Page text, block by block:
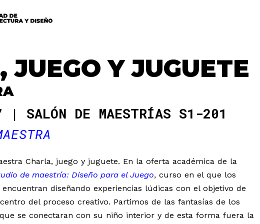
JUEGO Y JUGUETE
SALÓN DE MAESTRÍAS S1-201
Charla, juego y juguete. En la oferta académica de la
de maestría: Diseño para el Juego, curso en el que los
diseñando experiencias lúdicas con el objetivo de
del proceso creativo. Partimos de las fantasías de los
se conectaran con su niño interior y de esta forma fuera la